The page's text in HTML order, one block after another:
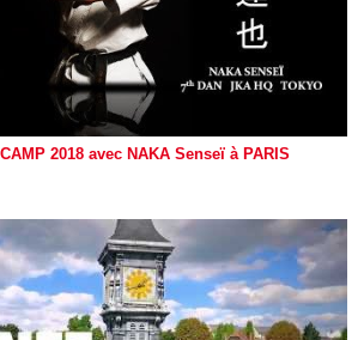
2018 avec NAKA Senseï à PARIS